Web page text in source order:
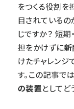
をつくる役割を
目されているの
じですか？ 短
担をかけずに新
けたチャレンジ
す。この記事で
の装置として